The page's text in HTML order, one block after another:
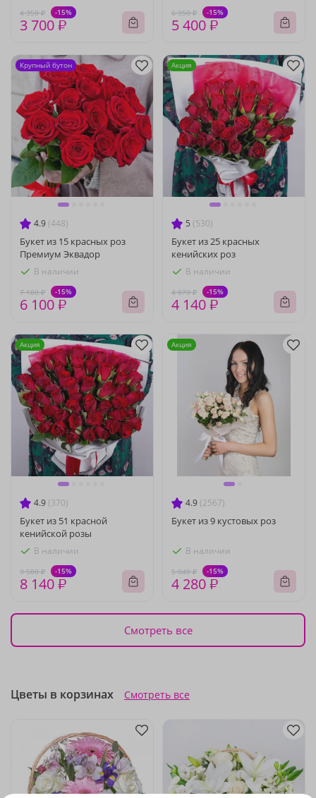
4 350 ₽ -15%
3 700 ₽
6 350 ₽ -15%
5 400 ₽
4.9 (448)
Букет из 15 красных роз
Премиум Эквадор
В наличии
7 180 ₽ -15%
6 100 ₽
Крупный бутон
5 (530)
Букет из 25 красных
кенийских роз
В наличии
4 870 ₽ -15%
4 140 ₽
Акция
4.9 (370)
Букет из 51 красной
кенийской розы
В наличии
9 580 ₽ -15%
8 140 ₽
Акция
4.9 (2567)
Букет из 9 кустовых роз
В наличии
5 040 ₽ -15%
4 280 ₽
Акция
Смотреть все
Цветы в корзинах Смотреть все